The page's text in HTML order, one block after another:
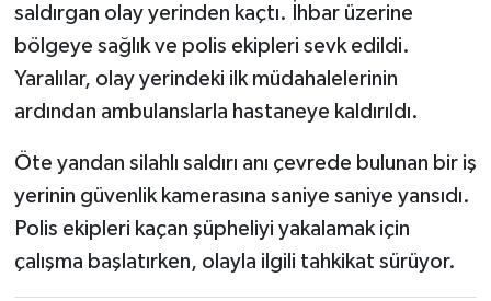
saldırgan olay yerinden kaçtı. İhbar üzerine
bölgeye sağlık ve polis ekipleri sevk edildi.
Yaralılar, olay yerindeki ilk müdahalelerinin
ardından ambulanslarla hastaneye kaldırıldı.
Öte yandan silahlı saldırı anı çevrede bulunan bir iş
yerinin güvenlik kamerasına saniye saniye yansıdı.
Polis ekipleri kaçan şüpheliyi yakalamak için
çalışma başlatırken, olayla ilgili tahkikat sürüyor.